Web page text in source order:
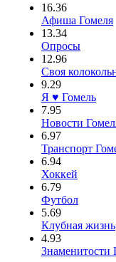
16.36
Афиша Гомеля
13.34
Опросы
12.96
Своя
9.29
Я ♥ Гомель
7.95
Новости
6.97
Транспорт
6.94
Хоккей
6.79
Футбол
5.69
Клубная жизнь
4.93
Знаменитости